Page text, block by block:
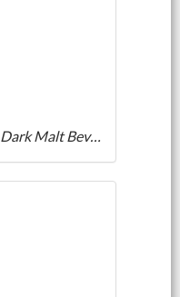
3 Horses Non-Alcoholic Dark Malt Beverage